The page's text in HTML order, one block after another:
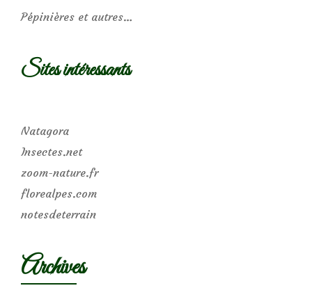
Pépinières et autres…
Sites intéressants
Natagora
Insectes.net
zoom-nature.fr
florealpes.com
notesdeterrain
Archives